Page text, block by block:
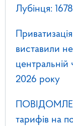
Лубінця: 1678
виставили
центральній
2026 року
тарифів на